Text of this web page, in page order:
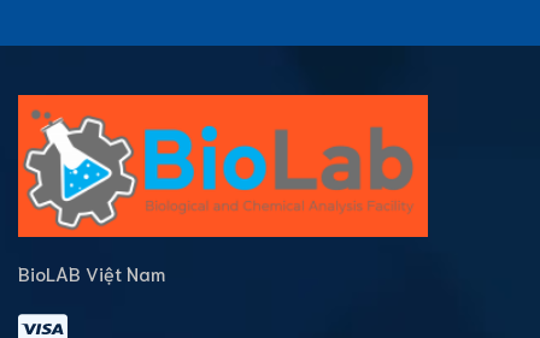
BioLAB Việt Nam